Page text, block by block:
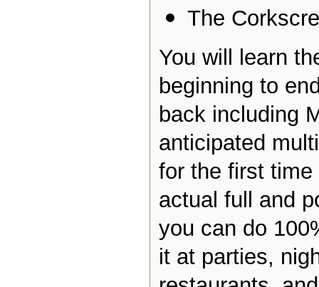
The
You will learn
beginning to
back including
anticipated
for the first
actual full and
you can do
it at parties,